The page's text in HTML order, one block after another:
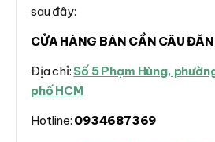
sau đây:
CỬA HÀNG BÁN CẦN CÂU
Địa chỉ: Số 5 Phạm Hùng,
phố HCM
Hotline: 0934687369